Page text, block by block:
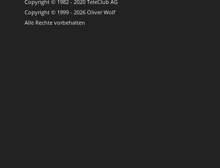
Copyright © 1982 - 2020 TeleClub AG
Copyright © 1999 - 2026 Oliver Wolf
Alle Rechte vorbehalten